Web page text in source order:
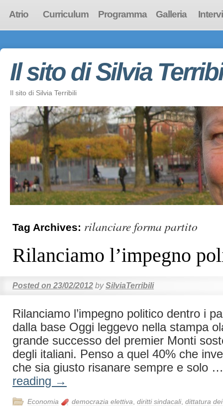
Atrio Curriculum Programma Galleria
Il sito di Silvia
Il sito di Silvia Terribili
Tag Archives: rilanciare forma partito
Rilanciamo l’impegno
Posted on 23/02/2012 by SilviaTerribili
Rilanciamo l’impegno politico dentro i
dalla base Oggi leggevo nella stampa
grande successo del premier Monti
degli italiani. Penso a quel 40% che
che sia giusto risanare sempre e solo
reading →
Economia democrazia elettiva diritti sindacali, dittatura